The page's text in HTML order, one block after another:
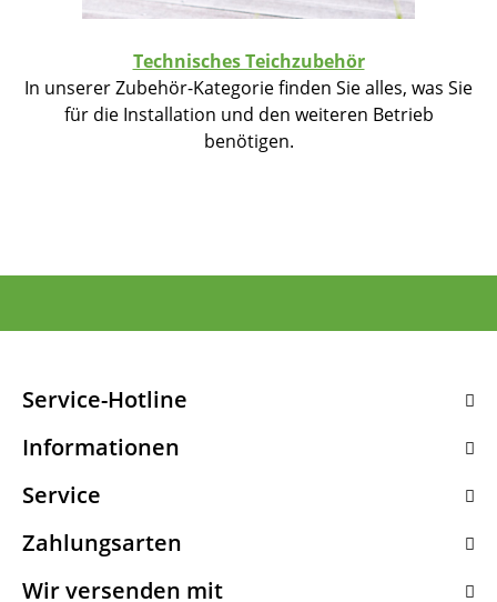
Technisches Teichzubehör
In unserer Zubehör-Kategorie finden Sie alles, was Sie
für die Installation und den weiteren Betrieb
benötigen.
Service-Hotline
Informationen
Service
Zahlungsarten
Wir versenden mit